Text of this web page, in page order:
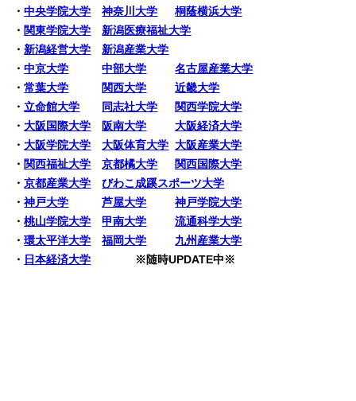
・中央学院大学 神奈川大学
桐蔭横浜大学
・ 関東学院大学
新潟医療福祉大学
・ 新潟経営大学
新潟産業大学
・中京大学 中部大学
名古屋産業大学
・常葉大学 関西大学
近畿大学
・立命館大学 同志社大学
関西学院大学
・大阪国際大学 阪南大学
大阪経済大学
・大阪学院大学 大阪体育大学 大阪産業大学
・ 関西福祉大学 京都橘大学
関西国際大学
・京都産業大学
びわこ成蹊スポーツ大学
・神戸大学 芦屋大学
神戸学院大学
・桃山学院大学 甲南大学
流通科学大学
・環太平洋大学 福岡大学
九州産業大学
・ 日本経済大学 ※随時UPDATE中※